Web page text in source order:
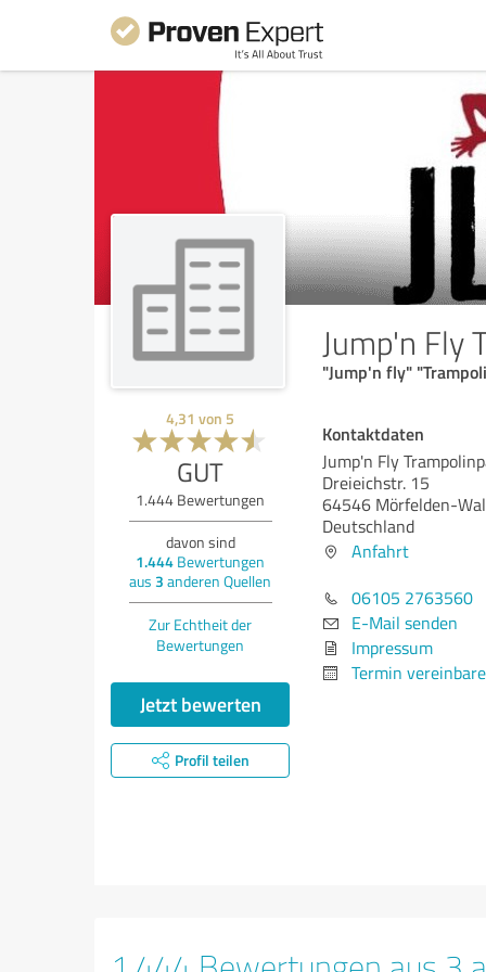
Jump'n Fly
"Jump'n fly"
4,31 von 5
GUT
1.444 Bewertungen
davon sind
1.444 Bewertungen
aus 3 anderen Quellen
Zur Echtheit der
Bewertungen
Jetzt bewerten
Profil teilen
Kontaktdaten
Jump'n Fly
Dreieichstr. 15
64546 Mörfelden-
Deutschland
Anfahrt
06105 2763560
E-Mail senden
Impressum
Termin